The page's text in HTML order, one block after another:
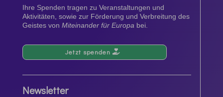
Ihre Spenden tragen zu Veranstaltungen und
Aktivitäten, sowie zur Förderung und Verbreitung des
Geistes von Miteinander für Europa bei.
Jetzt spenden
Newsletter